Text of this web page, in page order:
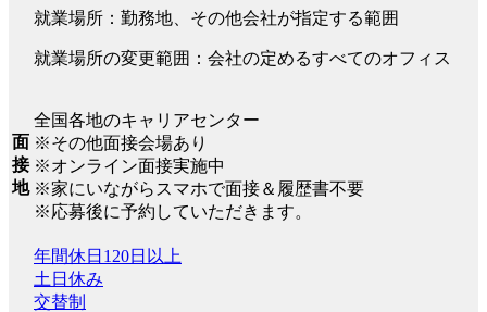
就業場所：勤務地、その他会社が指定する範囲
就業場所の変更範囲：会社の定めるすべてのオフィス
面
接
地
全国各地のキャリアセンター
※その他面接会場あり
※オンライン面接実施中
※家にいながらスマホで面接＆履歴書不要
※応募後に予約していただきます。
年間休日120日以上
土日休み
交替制